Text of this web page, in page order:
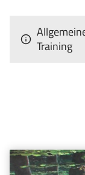
Training